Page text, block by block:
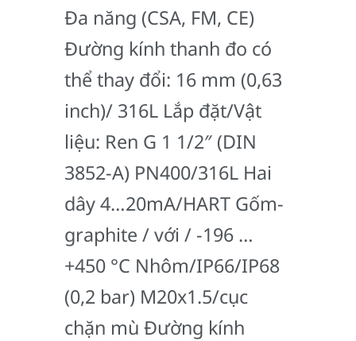
Đa năng (CSA, FM, CE)
Đường kính thanh đo có
thể thay đổi: 16 mm (0,63
inch)/ 316L Lắp đặt/Vật
liệu: Ren G 1 1/2″ (DIN
3852-A) PN400/316L Hai
dây 4…20mA/HART Gốm-
graphite / với / -196 …
+450 °C Nhôm/IP66/IP68
(0,2 bar) M20x1.5/cục
chặn mù Đường kính